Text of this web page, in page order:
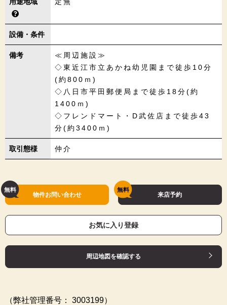
設備・条件
備考
≪周辺施設≫
◇東近江市立あかね幼児園まで徒歩10分
(約800ｍ)
◇八日市平田郵便局まで徒歩18分(約
1400ｍ)
◇フレンドマート・D武佐店まで徒歩43
分(約3400ｍ)
取引態様 仲介
物件お問い合わせ 来店予約
お気に入り登録
周辺地図を確認する
（弊社管理番号： 3003199）